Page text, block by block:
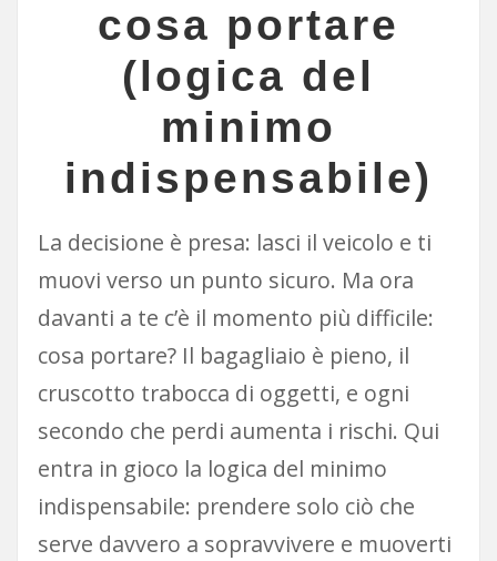
cosa portare
(logica del
minimo
indispensabile)
La decisione è presa: lasci il veicolo e ti
muovi verso un punto sicuro. Ma ora
davanti a te c’è il momento più difficile:
cosa portare? Il bagagliaio è pieno, il
cruscotto trabocca di oggetti, e ogni
secondo che perdi aumenta i rischi. Qui
entra in gioco la logica del minimo
indispensabile: prendere solo ciò che
serve davvero a sopravvivere e muoverti